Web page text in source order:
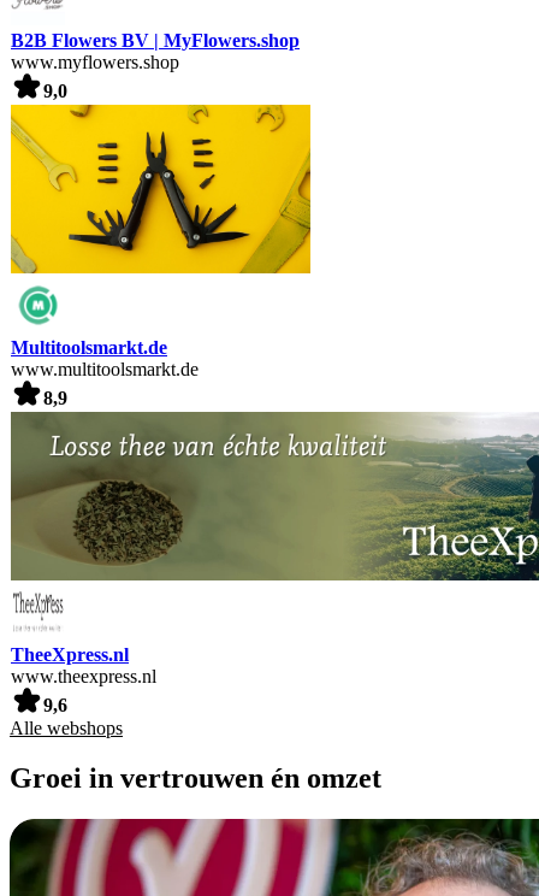
B2B Flowers BV | MyFlowers.shop
www.myflowers.shop
9,0
Multitoolsmarkt.de
www.multitoolsmarkt.de
8,9
TheeXpress.nl
www.theexpress.nl
9,6
Alle webshops
Groei in vertrouwen én omzet